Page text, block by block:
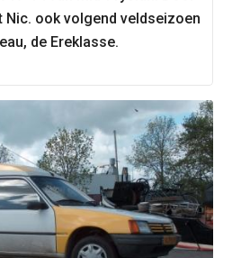
Nic. ook volgend veldseizoen
de Ereklasse.